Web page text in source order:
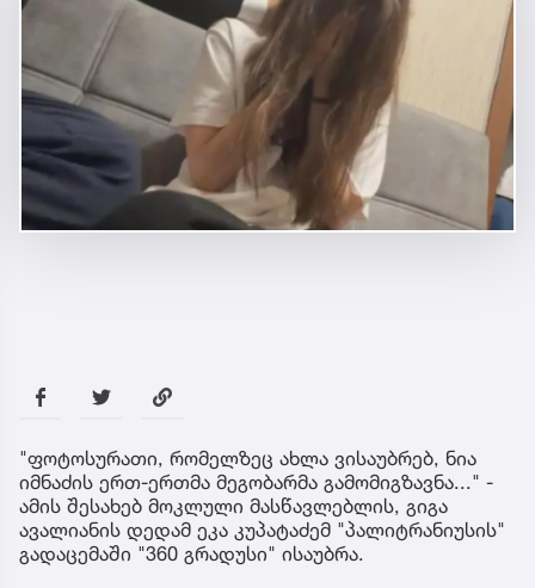
"ფოტოსურათი, რომელზეც ახლა ვისაუბრებ, ნია
იმნაძის ერთ-ერთმა მეგობარმა გამომიგზავნა..." -
ამის შესახებ მოკლული მასწავლებლის, გიგა
ავალიანის დედამ ეკა კუპატაძემ "პალიტრანიუსის"
გადაცემაში "360 გრადუსი" ისაუბრა.